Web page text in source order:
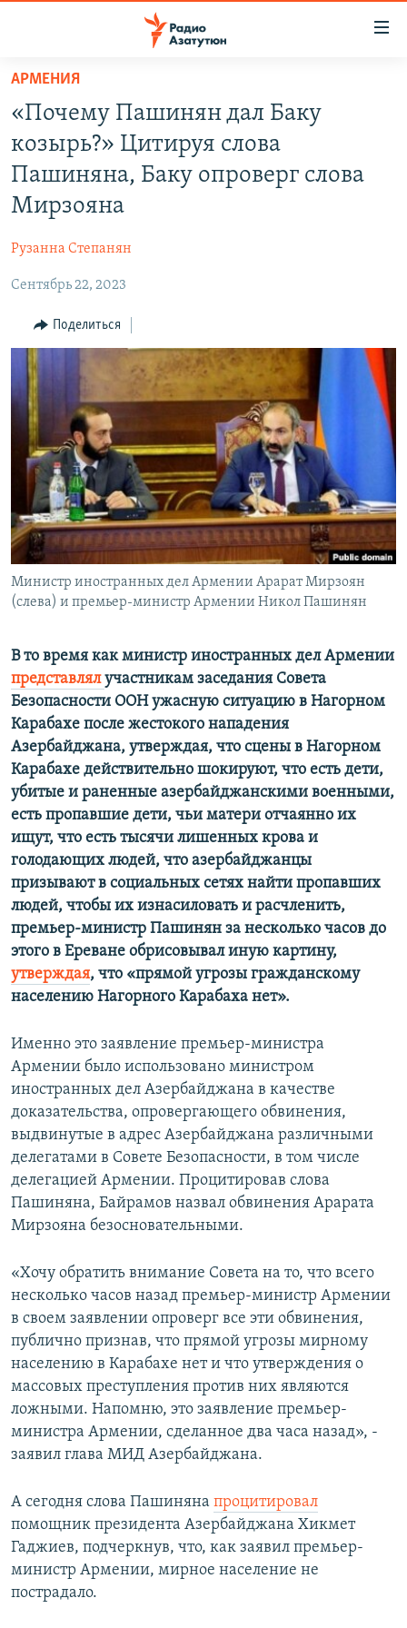
Перейти
основному
содержанию
Перейти
основной
Перейти
ПОЛИТИКА
ОБЩЕСТВО
РЕГИОН
НАГОРНЫЙ КАРАБАХ
КУЛЬТУРА
СПОРТ
АРХИВ
Հայերեն
English
Русский
Все сайты Радио Азатутюн
АРМЕНИЯ
«Почему Пашинян дал Баку
козырь?» Цитируя слова
Пашиняна, Баку опроверг слова
Мирзояна
Рузанна Степанян
Сентябрь 22, 2023
Поделиться
Министр иностранных дел Армении Арарат Мирзоян
(слева) и премьер-министр Армении Никол Пашинян
В то время как министр иностранных дел Армении
представлялучастникам заседания Совета
Безопасности ООН ужасную ситуацию в Нагорном
Карабахе после жестокого нападения
Азербайджана, утверждая, что сцены в Нагорном
Карабахе действительно шокируют, что есть дети,
убитые и раненные азербайджанскими военными,
есть пропавшие дети, чьи матери отчаянно их
ищут, что есть тысячи лишенных крова и
голодающих людей, что азербайджанцы
призывают в социальных сетях найти пропавших
людей, чтобы их изнасиловать и расчленить,
премьер-министр Пашинян за несколько часов до
этого в Ереване обрисовывал иную картину,
утверждая, что «прямой угрозы гражданскому
населению Нагорного Карабаха нет».
Именно это заявление премьер-министра
Армении было использовано министром
иностранных дел Азербайджана в качестве
доказательства, опровергающего обвинения,
выдвинутые в адрес Азербайджана различными
делегатами в Совете Безопасности, в том числе
делегацией Армении. Процитировав слова
Пашиняна, Байрамов назвал обвинения Арарата
Мирзояна безосновательными.
«Хочу обратить внимание Совета на то, что всего
несколько часов назад премьер-министр Армении
в своем заявлении опроверг все эти обвинения,
публично признав, что прямой угрозы мирному
населению в Карабахе нет и что утверждения о
массовых преступления против них являются
ложными. Напомню, это заявление премьер-
министра Армении, сделанное два часа назад», -
заявил глава МИД Азербайджана.
А сегодня слова Пашиняна процитировал
помощник президента Азербайджана Хикмет
Гаджиев, подчеркнув, что, как заявил премьер-
министр Армении, мирное население не
пострадало.